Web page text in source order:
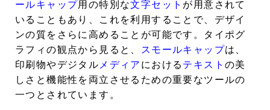
ールキャップ用の特別な文字セット が用意されて
いることもあり、これを利用することで、デザイ
ンの質をさらに高めることが可能です。タイポグ
ラフィの観点から見ると、
スモールキャップは、
印刷物やデジタル メディア における テキストの美
しさと機能性を両立させるための重要なツールの
一つとされています。